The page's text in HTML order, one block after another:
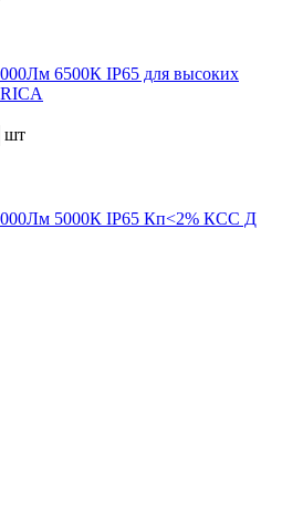
6500К IP65 для высоких
шт
5000К IP65 Кп<2% КСС Д